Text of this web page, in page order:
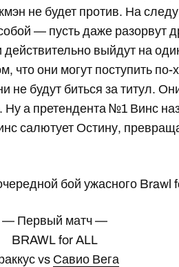
не будет против. На
— пусть даже разорвут
выйдут на
что они могут поступить
будут биться за титул.
а претендента №1 Винс
салютует Остину,
бой ужасного Brawl
— Первый матч —
BRAWL for ALL
vs Савио Вега